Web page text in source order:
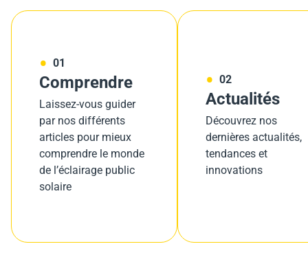
01
Comprendre
Laissez-vous guider
par nos différents
articles pour mieux
comprendre le monde
de l’éclairage public
solaire
02
Actualités
Découvrez nos
dernières actualités,
tendances et
innovations